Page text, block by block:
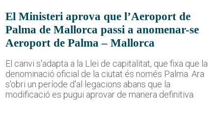
El Ministeri aprova que l’Aeroport de
Palma de Mallorca passi a anomenar-se
Aeroport de Palma – Mallorca
El canvi s'adapta a la Llei de capitalitat, que fixa que la
denominació oficial de la ciutat és només Palma. Ara
s'obri un període d'al·legacions abans que la
modificació es pugui aprovar de manera definitiva.